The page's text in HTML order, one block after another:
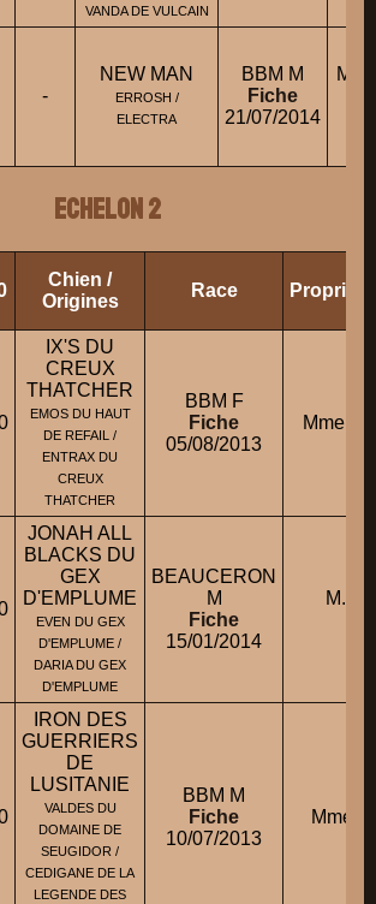
VANDA DE VULCAIN
-
NEW MAN
ERROSH /
ELECTRA
BBM M
Fiche
21/07/2014
M.
ECHELON 2
Chien /
Origines
Race
IX'S DU
CREUX
THATCHER
EMOS DU HAUT
DE REFAIL /
ENTRAX DU
CREUX
THATCHER
BBM F
Fiche
05/08/2013
Mme
JONAH ALL
BLACKS DU
GEX
D'EMPLUME
EVEN DU GEX
D'EMPLUME /
DARIA DU GEX
D'EMPLUME
BEAUCERON
M
Fiche
15/01/2014
M.
IRON DES
GUERRIERS
DE
LUSITANIE
VALDES DU
DOMAINE DE
SEUGIDOR /
CEDIGANE DE LA
LEGENDE DES
BBM M
Fiche
10/07/2013
Mme